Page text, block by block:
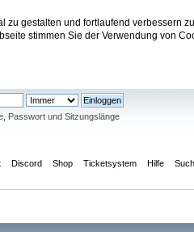
zu gestalten und fortlaufend verbessern
stimmen Sie der Verwendung von
Forum
Passwort und Sitzungslänge
Discord Shop Ticketsystem Hilfe